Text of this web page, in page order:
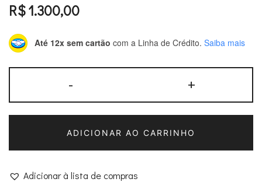
R$1.300,00
Até 12x sem cartão com a Linha de Crédito. Saiba mais
-
filme
Skeleton
Dance"
+
ADICIONAR AO CARRINHO
Adicionar à lista de compras